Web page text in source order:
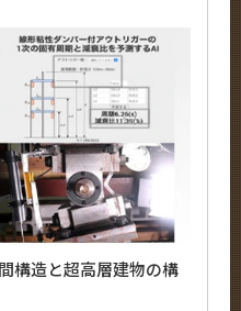
構造と超高層建物の構